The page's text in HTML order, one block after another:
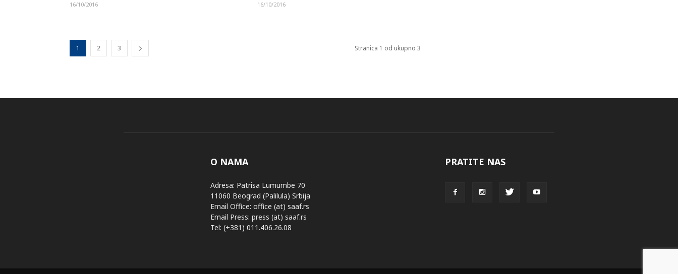
16/10/2016 16/10/2016
1 2 3 Stranica 1 od ukupno 3
O NAMA
Adresa: Patrisa Lumumbe 70
11060 Beograd (Palilula) Srbija
Email Office: office (at) saaf.rs
Email Press: press (at) saaf.rs
Tel: (+381) 011.406.26.08
PRATITE NAS